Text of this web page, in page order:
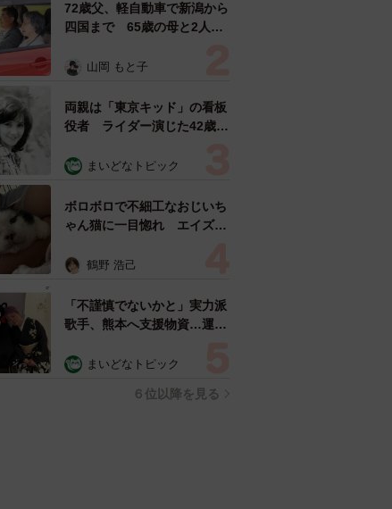
72歳父、軽自動車で新潟から
四国まで 65歳の母と2人で
憩まで分刻み… 「大学生で
山岡 もと子
両親は「東京キッド」の看板
役者 ライダー演じた42歳元
ングフォト」計画を明言
む」
まいどなトピック
ボロボロで不細工なおじいち
ゃん猫に一目惚れ エイズだ
暮らすと「おじ猫」だって可
鶴野 浩己
「不謹慎でないかと」実力派
歌手、熊本へ支援物資…運搬
めらい 「痛いほど伝わる」
まいどなトピック
６位以降を見る